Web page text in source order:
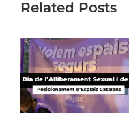
Related Posts